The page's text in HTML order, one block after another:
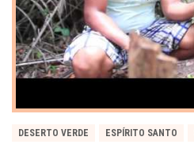
DESERTO VERDE ESPÍRITO SANTO